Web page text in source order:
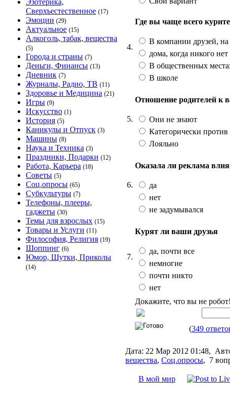
Эзотерика,
Сверхъестественное (17)
Эмоции (29)
Актуальное (15)
Алкоголь, табак, вещества
(5)
Города и страны (7)
Деньги, Финансы (13)
Дневник (7)
Журналы, Радио, ТВ (11)
Здоровье и Медицина (21)
Игры (9)
Искусство (1)
История (5)
Каникулы и Отпуск (3)
Машины (8)
Наука и Техника (3)
Праздники, Подарки (12)
Работа, Карьера (18)
Советы (5)
Соц.опросы (65)
Субкультуры (7)
Телефоны, плееры,
гаджеты (30)
Темы для взрослых (15)
Товары и Услуги (11)
Философия, Религия (19)
Шоппинг (6)
Юмор, Шутки, Приколы
(14)
4.
Где вы чаще всего курите
В компании друзей, на
дома, когда никого нет
В общественных
В школе
5.
Отношение родителей к
Они не знают
Категорически против
Лояльно
6.
Оказала ли реклама
да
нет
не задумывался
7.
Курят ли ваши друзья
да, почти все
немногие
почти никто
нет
Докажите, что вы не
(349
Дата: 22 Мар 2012 01:48,
вещества, Соц.опросы, 7
В мой мир